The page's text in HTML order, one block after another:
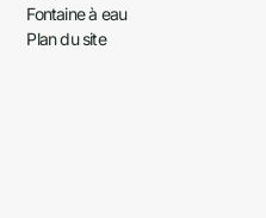
Fontaine à eau
Plan du site